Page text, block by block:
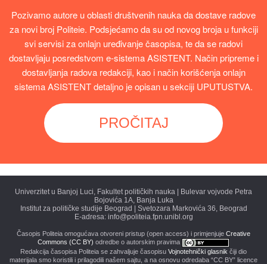
Pozivamo autore u oblasti društvenih nauka da dostave radove
za novi broj Politeie. Podsjećamo da su od novog broja u funkciji
svi servisi za onlajn uređivanje časopisa, te da se radovi
dostavljaju posredstvom e-sistema ASISTENT. Način pripreme i
dostavljanja radova redakciji, kao i način korišćenja onlajn
sistema ASISTENT detaljno je opisan u sekciji UPUTUSTVA.
PROČITAJ
Univerzitet u Banjoj Luci, Fakultet političkih nauka | Bulevar vojvode Petra
Bojovića 1A, Banja Luka
Institut za političke studije Beograd | Svetozara Markovića 36, Beograd
E-adresa: info@politeia.fpn.unibl.org
Časopis Politeia omogućava otvoreni pristup (open access) i primjenjuje Creative
Commons (CC BY) odredbe o autorskim pravima
Redakcija časopisa Politeia se zahvaljuje časopisu Vojnotehnički glasnik čiji dio
materijala smo koristili i prilagodili našem sajtu, a na osnovu odredaba “CC BY” licence